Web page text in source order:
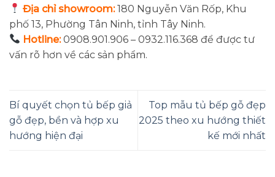
Địa chỉ showroom:180 Nguyễn Văn Rốp, Khu
phố 13, Phường Tân Ninh, tỉnh Tây Ninh.
Hotline: 0908.901.906 – 0932.116.368 để được tư
vấn rõ hơn về các sản phẩm.
Bí quyết chọn tủ bếp giả
gỗ đẹp, bền và hợp xu
hướng hiện đại
Top mẫu tủ bếp gỗ đẹp
2025 theo xu hướng thiết
kế mới nhất